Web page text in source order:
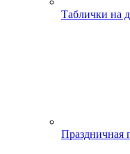
Таблички на
Праздничная